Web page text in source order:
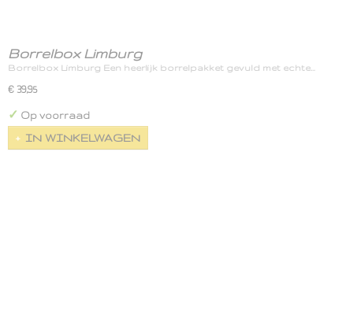
Borrelbox Limburg
Borrelbox Limburg Een heerlijk borrelpakket gevuld met echte…
€ 39,95
✓ Op voorraad
IN WINKELWAGEN